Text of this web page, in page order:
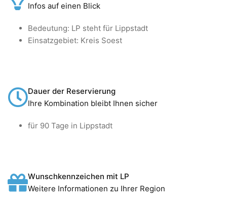
Infos auf einen Blick
Bedeutung: LP steht für Lippstadt
Einsatzgebiet: Kreis Soest
Dauer der Reservierung
Ihre Kombination bleibt Ihnen sicher
für 90 Tage in Lippstadt
Wunschkennzeichen mit LP
Weitere Informationen zu Ihrer Region